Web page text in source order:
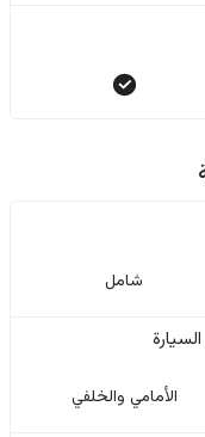
شامل
الأمامي والخلفي